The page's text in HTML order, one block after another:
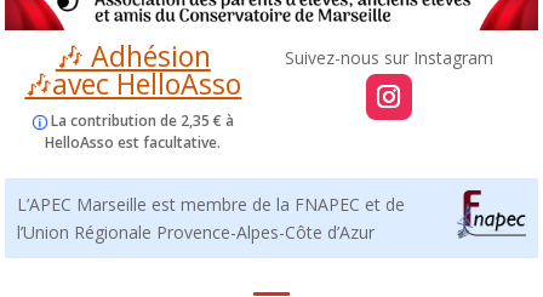
🎶 Adhésion
🎶avec HelloAsso
La contribution de 2,35 € à
HelloAsso est facultative.
L’APEC Marseille est membre de la FNAPEC et de
l’Union Régionale Provence-Alpes-Côte d’Azur